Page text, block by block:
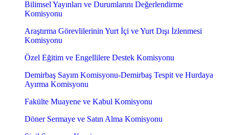
Bilimsel Yayınları ve Durumlarını Değerlendirme
Komisyonu
Araştırma Görevlilerinin Yurt İçi ve Yurt Dışı İzlenmesi
Komisyonu
Özel Eğitim ve Engellilere Destek Komisyonu
Demirbaş Sayım Komisyonu-Demirbaş Tespit ve Hurdaya
Ayırma Komisyonu
Fakülte Muayene ve Kabul Komisyonu
Döner Sermaye ve Satın Alma Komisyonu